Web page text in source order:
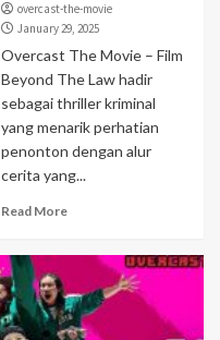
overcast-the-movie
January 29, 2025
Overcast The Movie – Film
Beyond The Law hadir
sebagai thriller kriminal
yang menarik perhatian
penonton dengan alur
cerita yang...
Read More